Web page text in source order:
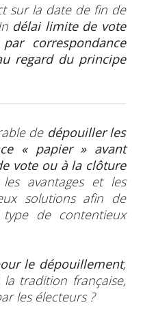
sur la date de fin de
délai limite de vote
correspondance
regard du principe
de dépouiller les
« papier » avant
vote ou à la clôture
les avantages et les
solutions afin de
de contentieux
le dépouillement,
tradition française,
les électeurs ?